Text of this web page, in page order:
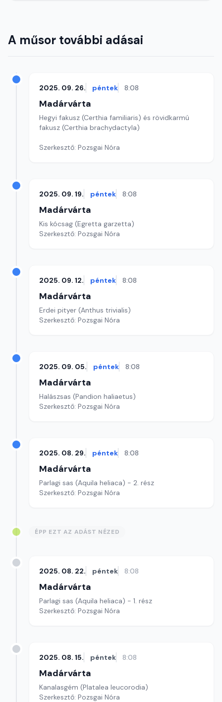
A műsor további adásai
2025. 09. 26. péntek 8:08
Madárvárta
Hegyi fakusz (Certhia familiaris) és rövidkarmú
fakusz (Certhia brachydactyla)
Szerkesztő: Pozsgai Nóra
2025. 09. 19. péntek 8:08
Madárvárta
Kis kócsag (Egretta garzetta)
Szerkesztő: Pozsgai Nóra
2025. 09. 12. péntek 8:08
Madárvárta
Erdei pityer (Anthus trivialis)
Szerkesztő: Pozsgai Nóra
2025. 09. 05. péntek 8:08
Madárvárta
Halászsas (Pandion haliaetus)
Szerkesztő: Pozsgai Nóra
2025. 08. 29. péntek 8:08
Madárvárta
Parlagi sas (Aquila heliaca) - 2. rész
Szerkesztő: Pozsgai Nóra
ÉPP EZT AZ ADÁST NÉZED
2025. 08. 22. péntek 8:08
Madárvárta
Parlagi sas (Aquila heliaca) - 1. rész
Szerkesztő: Pozsgai Nóra
2025. 08. 15. péntek 8:08
Madárvárta
Kanalasgém (Platalea leucorodia)
Szerkesztő: Pozsgai Nóra